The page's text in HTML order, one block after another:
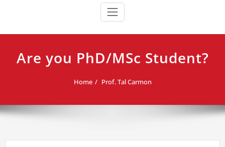
Are you PhD/MSc Student?
Home Prof. Tal Carmon